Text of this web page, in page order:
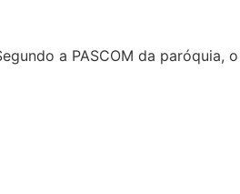
a PASCOM da paróquia, o